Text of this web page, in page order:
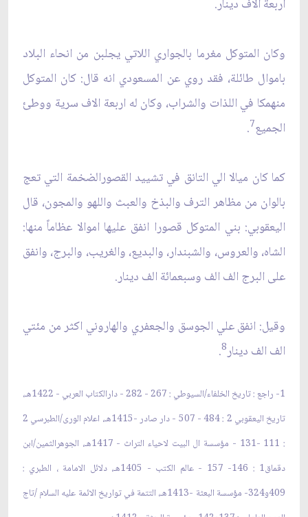
اربعة الاف دينار.
وكان المتوكل مغرما بالجواري اللاتي يجلبن من انحاء البلاد
باموال طائلة، فقد روي عن المسعودي انه قال: كان المتوكل
منهمكا في اللذات والشراب، وكان له اربعة الاف سرية ووطئ
الجميع7
.
كما كان ميالا الي التانق في تشييد القصورالضخمة التي تعج
بالوان من مظاهر الترف والبذخ والعبث واللهو والمجون، قال
اليعقوبي: بني المتوكل قصورا انفق عليها اموالا عظاماً منها:
الشاه، والعروس، والشبندار، والبديع، والغريب، والبرج، وانفق
على البرج الف الف وسبعمائة الف دينار.
وقيل: انفق علي الجوسق والجعفري والهاروني اكثر من مئتي
الف الف دينار8
.
1- راجع : تاريخ الخلفاء/السيوطي : 267 - 282 - دارالكتاب العربي - 1422هـ،
تاريخ اليعقوبي 2 : 484 - 507 - دار صادر -1415هـ، اعلام الورى/الطبرسي 2
: 111 -131 - مؤسسة ال البيت لاحياء التراث - 1417هـ، الجوهرالثمين/ابن
دقماق1 : 146- 157 - عالم الكتب - 1405هـ، دلائل الامامة ، الطبري :
409و324- مؤسسة البعثة -1413هـ، التتمة في تواريخ الائمة عليه السلام /تاج